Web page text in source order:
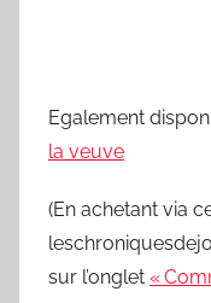
Egalement
la veuve
(En achetant via
sur l’onglet «